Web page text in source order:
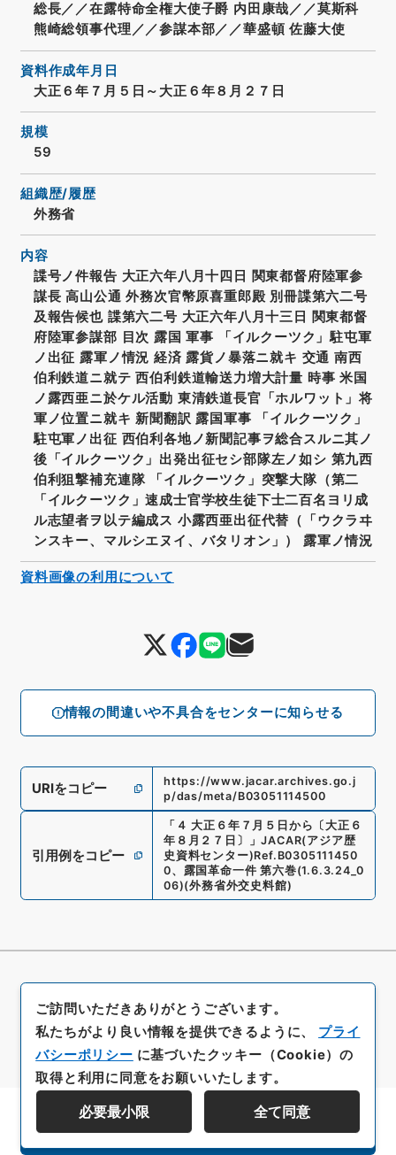
情報の間違いや不具合をセンターに知らせる
総長／／在露特命全権大使子爵 内田康哉／／莫斯科
熊崎総領事代理／／参謀本部／／華盛頓 佐藤大使
資料作成年月日
大正６年７月５日～大正６年８月２７日
規模
59
組織歴/履歴
外務省
内容
諜号ノ件報告 大正六年八月十四日 関東都督府陸軍参
謀長 高山公通 外務次官幣原喜重郎殿 別冊諜第六二号
及報告候也 諜第六二号 大正六年八月十三日 関東都督
府陸軍参謀部 目次 露国 軍事 「イルクーツク」駐屯軍
ノ出征 露軍ノ情況 経済 露貨ノ暴落ニ就キ 交通 南西
伯利鉄道ニ就テ 西伯利鉄道輸送力増大計量 時事 米国
ノ露西亜ニ於ケル活動 東清鉄道長官「ホルワット」将
軍ノ位置ニ就キ 新聞翻訳 露国軍事 「イルクーツク」
駐屯軍ノ出征 西伯利各地ノ新聞記事ヲ総合スルニ其ノ
後「イルクーツク」出発出征セシ部隊左ノ如シ 第九西
伯利狙撃補充連隊 「イルクーツク」突撃大隊（第二
「イルクーツク」速成士官学校生徒下士二百名ヨリ成
ル志望者ヲ以テ編成ス 小露西亜出征代替（「ウクラヰ
ンスキー、マルシエヌイ、バタリオン」） 露軍ノ情況
URIをコピー
https://www.jacar.archives.go.j
p/das/meta/B03051114500
引用例をコピー
「 ４ 大正６年７月５日から〔大正６
年８月２７日〕
」JACAR(アジア歴
史資料センター)Ref. B0305111450
0、 露国革命一件 第六巻(1.6.3.24_0
06)(外務省外交史料館)
資料画像の利用について
資料群階層を表示する
ご訪問いただきありがとうございます。
私たちがより良い情報を提供できるように、 プライ
バシーポリシー に基づいたクッキー（Cookie）の
取得と利用に同意をお願いいたします。
必要最小限 全て同意